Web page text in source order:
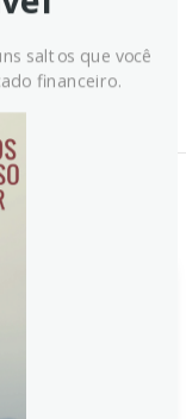
saltos que você
financeiro.